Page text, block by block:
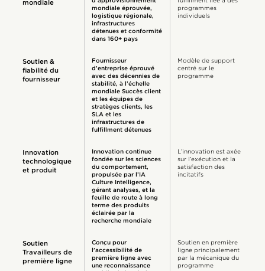
mondiale
mondiale éprouvée,
logistique régionale,
infrastructures
détenues et conformité
dans 160+ pays
programmes
individuels
Soutien &
fiabilité du
fournisseur
Fournisseur
d’entreprise éprouvé
avec des décennies de
stabilité, à l’échelle
mondiale Succès client
et les équipes de
stratèges clients, les
SLA et les
infrastructures de
fulfillment détenues
Modèle de support
centré sur le
programme
Innovation
technologique
et produit
Innovation continue
fondée sur les sciences
du comportement,
propulsée par l’IA
Culture Intelligence,
gérant analyses, et la
feuille de route à long
terme des produits
éclairée par la
recherche mondiale
L’innovation est axée
sur l’exécution et la
satisfaction des
incitatifs
Soutien
Travailleurs de
première ligne
Conçu pour
l’accessibilité de
première ligne avec
une reconnaissance
Soutien en première
ligne principalement
par la mécanique du
programme